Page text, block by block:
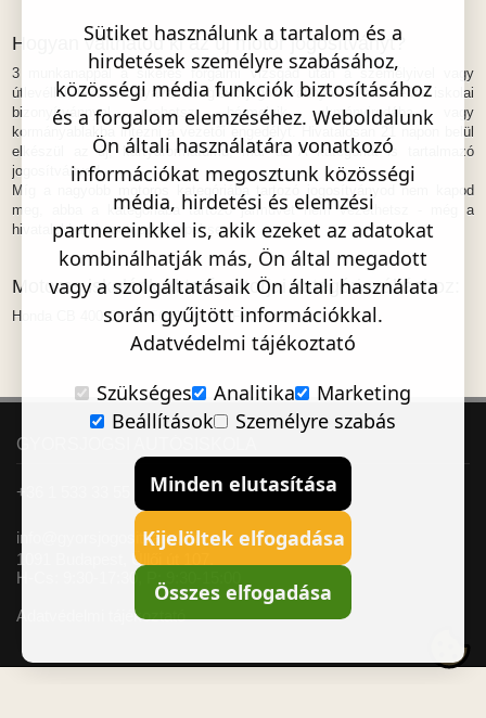
Hogyan válthatod ki az új motor jogosítványt?
3 munkanappal a sikeres forgalmi vizsgád után a személyivel vagy
útlevéllel, lakcímkártyával, meglévő jogosítvánnyal és az eredeti iskolai
bizonyítvánnyal mehetsz bármelyik okmányirodába vagy
kormányablakba intézni a vezetői engedélyt. Hivatalosan 21 napon belül
elkészül az új, kártyaformátumú, már az A kategóriát is tartalmazó
jogosítványod.
Míg a nagyobb motoros kategóriába tartozó jogosítványod nem kapod
meg, abba a kategóriába tartozó járművet nem vezethetsz - még a
hivatalokban kapott adatlappal sem!
Motoros iskolánk oktatómotorjai kategóriaváltáshoz:
Honda CB 400 SF VTEC, Yamaha FZ6 Fazer
GYORSJOGSI AUTÓSISKOLA
+36 1 533 33 55
info@gyorsjogositvany.hu
1091 Budapest, Üllői út 107.
H-Cs: 9:30-17:30, P: 9:30-15:00
Adatvédelmi tájékoztató
Sütiket használunk a tartalom és a
hirdetések személyre szabásához,
közösségi média funkciók biztosításához
és a forgalom elemzéséhez. Weboldalunk
Ön általi használatára vonatkozó
információkat megosztunk közösségi
média, hirdetési és elemzési
partnereinkkel is, akik ezeket az adatokat
kombinálhatják más, Ön által megadott
vagy a szolgáltatásaik Ön általi használata
során gyűjtött információkkal.
Adatvédelmi tájékoztató
Szükséges
Analitika
Marketing
Beállítások
Személyre szabás
Minden elutasítása
Kijelöltek elfogadása
Összes elfogadása